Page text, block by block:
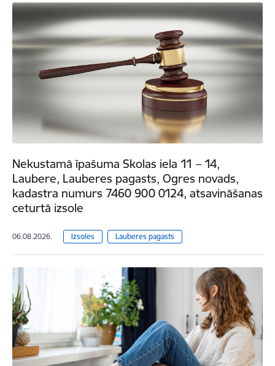
Nekustamā īpašuma Skolas iela 11 – 14,
Laubere, Lauberes pagasts, Ogres novads,
kadastra numurs 7460 900 0124, atsavināšanas
ceturtā izsole
06.08.2026. Izsoles Lauberes pagasts